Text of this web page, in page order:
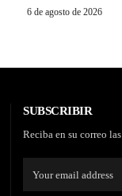
6 de agosto de 2026
SUBSCRIBIR
Reciba en su correo